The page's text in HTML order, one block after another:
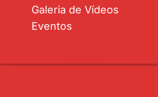
Galeria de Vídeos
Eventos